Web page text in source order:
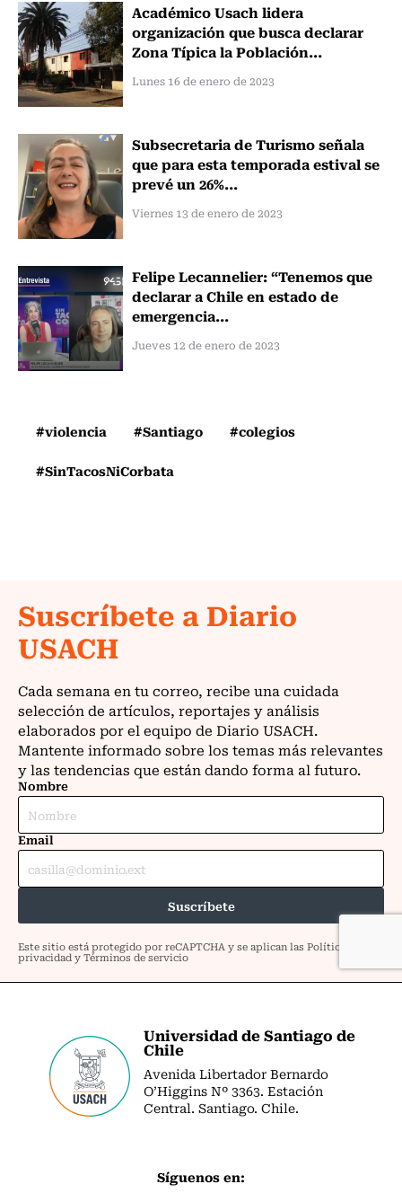
Académico Usach lidera
organización que busca declarar
Zona Típica la Población...
Lunes 16 de enero de 2023
Subsecretaria de Turismo señala
que para esta temporada estival se
prevé un 26%...
Viernes 13 de enero de 2023
Felipe Lecannelier: “Tenemos que
declarar a Chile en estado de
emergencia...
Jueves 12 de enero de 2023
#violencia #Santiago
#colegios
#SinTacosNiCorbata
Universidad de Santiago de
Chile
Avenida Libertador Bernardo
O’Higgins Nº 3363. Estación
Central. Santiago. Chile.
Síguenos en: